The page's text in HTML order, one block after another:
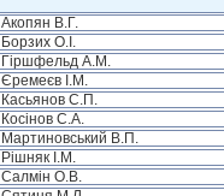
Акопян В.Г.
Борзих О.І.
Гіршфельд А.М.
Єремеєв І.М.
Касьянов С.П.
Косінов С.А.
Мартиновський В.П.
Рішняк І.М.
Салмін О.В.